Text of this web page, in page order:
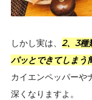
しかし実は、 2、3種
パッとできてしまう
カイエンペッパーや
深くなりますよ。